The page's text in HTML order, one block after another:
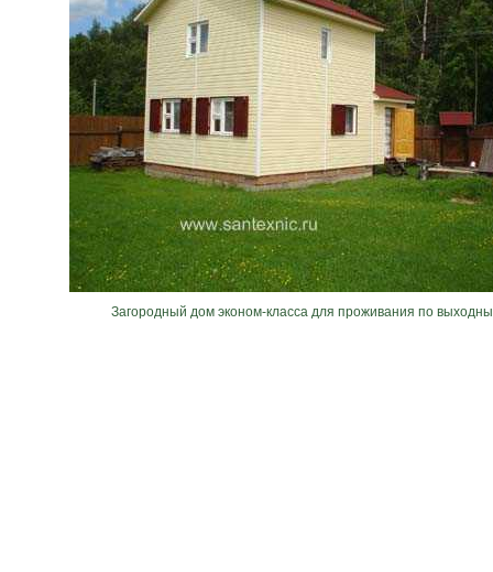
Загородный дом эконом-класса для проживания по